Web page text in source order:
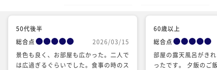
50代後半
総合点
2026/03/15
景色も良く、お部屋も広かった。二人で
は広過ぎるぐらいでした。食事の時のス
60歳以上
総合点
部屋の露天風呂がき
ったです。 夕飯のご